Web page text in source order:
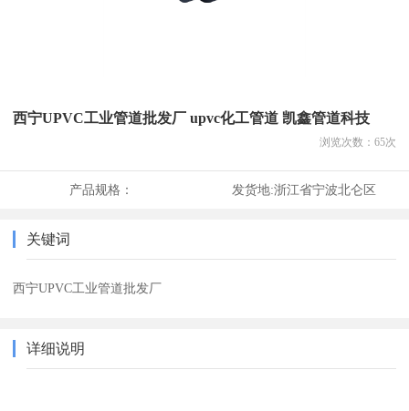
西宁UPVC工业管道批发厂 upvc化工管道 凯鑫管道科技
浏览次数： 65次
产品规格： 发货地:浙江省宁波北仑区
关键词
西宁UPVC工业管道批发厂
详细说明